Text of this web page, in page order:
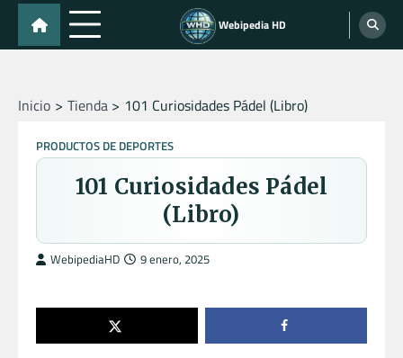
Skip
content
Webipedia HD
Inicio Tienda 101 Curiosidades Pádel (Libro)
PRODUCTOS DE DEPORTES
101 Curiosidades Pádel
(Libro)
WebipediaHD 9 enero, 2025